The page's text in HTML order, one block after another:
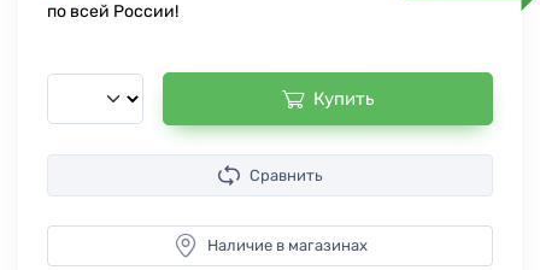
по всей России!
Купить
Сравнить
Наличие в магазинах